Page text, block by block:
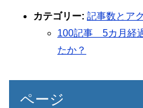
カテゴリー: 記事数とア
100記事 5カ月経
たか？
ページ